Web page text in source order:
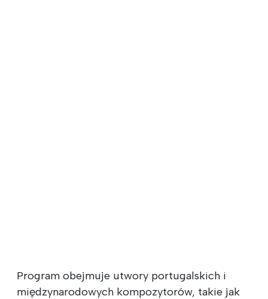
Program obejmuje utwory portugalskich i
międzynarodowych kompozytorów, takie jak